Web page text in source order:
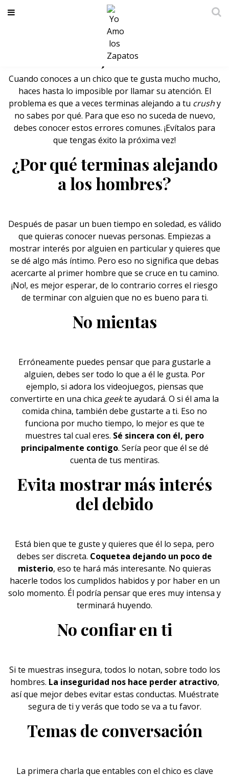
Errores que cometes al ligar y ¡por
eso terminas alejando a los chicos!
Cuando conoces a un chico que te gusta mucho mucho,
haces hasta lo imposible por llamar su atención. El
problema es que a veces terminas alejando a tu crushy
no sabes por qué. Para que eso no suceda de nuevo,
debes conocer estos errores comunes. ¡Evítalos para
que tengas éxito la próxima vez!
¿Por qué terminas alejando
a los hombres?
Después de pasar un buen tiempo en soledad, es válido
que quieras conocer nuevas personas. Empiezas a
mostrar interés por alguien en particular y quieres que
se dé algo más íntimo. Pero eso no significa que debas
acercarte al primer hombre que se cruce en tu camino.
¡No!, es mejor esperar, de lo contrario corres el riesgo
de terminar con alguien que no es bueno para ti.
No mientas
Erróneamente puedes pensar que para gustarle a
alguien, debes ser todo lo que a él le gusta. Por
ejemplo, si adora los videojuegos, piensas que
convertirte en una chica geekte ayudará. O si él ama la
comida china, también debe gustarte a ti. Eso no
funciona por mucho tiempo, lo mejor es que te
muestres tal cual eres. Sé sincera con él, pero
principalmente contigo. Sería peor que él se dé
cuenta de tus mentiras.
Evita mostrar más interés
del debido
Está bien que te guste y quieres que él lo sepa, pero
debes ser discreta. Coquetea dejando un poco de
misterio, eso te hará más interesante. No quieras
hacerle todos los cumplidos habidos y por haber en un
solo momento. Él podría pensar que eres muy intensa y
terminará huyendo.
No confiar en ti
Si te muestras insegura, todos lo notan, sobre todo los
hombres. La inseguridad nos hace perder atractivo,
así que mejor debes evitar estas conductas. Muéstrate
segura de ti y verás que todo se va a tu favor.
Temas de conversación
La primera charla que entables con el chico es clave